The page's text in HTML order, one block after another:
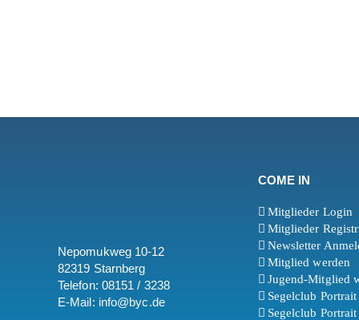
Nepomukweg 10-12
82319 Starnberg
Telefon: 08151 / 3238
E-Mail: info@byc.de
COME IN
Mitglieder Login
Mitglieder
Newsletter
Mitglied werden
Jugend-Mitglied
Segelclub
Segelclub